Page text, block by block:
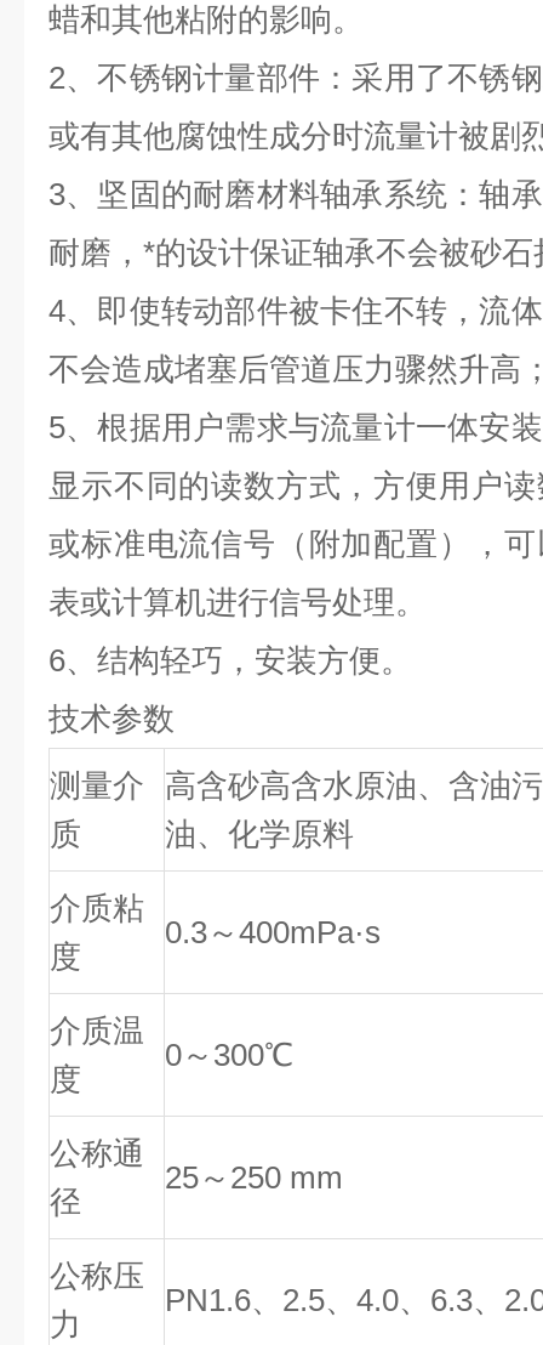
蜡和其他粘附的影响。
2、不锈钢计量部件：采用了不锈
或有其他腐蚀性成分时流量计被剧
3、坚固的耐磨材料轴承系统：轴
耐磨，*的设计保证轴承不会被砂石
4、即使转动部件被卡住不转，流
不会造成堵塞后管道压力骤然升高
5、根据用户需求与流量计一体安
显示不同的读数方式，方便用户
或标准电流信号（附加配置），
表或计算机进行信号处理。
6、结构轻巧，安装方便。
技术参数
测量介
质
高含砂高含水原油、含油
油、化学原料
介质粘
度
0.3～400mPa·s
介质温
度
0～300℃
公称通
径
25～250 mm
公称压
力
PN1.6、2.5、4.0、6.3、